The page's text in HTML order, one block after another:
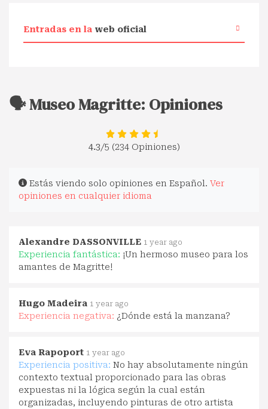
Entradas en la web oficial
🗣️ Museo Magritte: Opiniones
4.3/5 (234 Opiniones)
Estás viendo solo opiniones en Español. Ver
opiniones en cualquier idioma
Alexandre DASSONVILLE 1 year ago
Experiencia fantástica: ¡Un hermoso museo para los
amantes de Magritte!
Hugo Madeira 1 year ago
Experiencia negativa: ¿Dónde está la manzana?
Eva Rapoport 1 year ago
Experiencia positiva: No hay absolutamente ningún
contexto textual proporcionado para las obras
expuestas ni la lógica según la cual están
organizadas, incluyendo pinturas de otro artista